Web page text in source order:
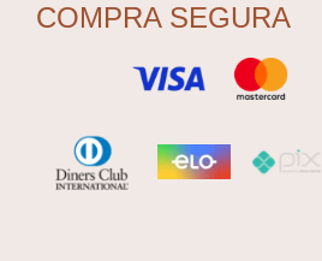
COMPRA SEGURA